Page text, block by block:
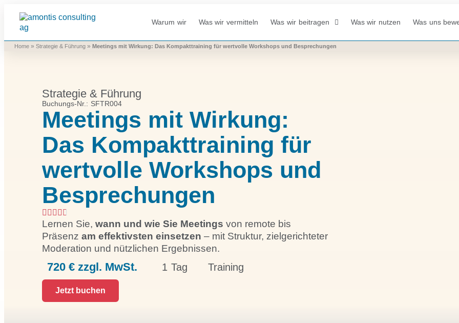
Warum wir Was wir vermitteln Was wir beitragen Was wir nutzen Was uns
Home » Strategie & Führung » Meetings mit Wirkung: Das Kompakt­training für wertvolle Workshops und Besprechungen
Strategie & Führung
Buchungs-Nr.: SFTR004
Meetings mit Wirkung:
Das Kompakt­training für
wertvolle Workshops und
Besprechungen
Lernen Sie, wann und wie Sie Meetings von remote bis
Präsenz am effektivsten einsetzen – mit Struktur, zielgerichteter
Moderation und nützlichen Ergebnissen.
720 € zzgl. MwSt. 1 Tag Training
Jetzt buchen